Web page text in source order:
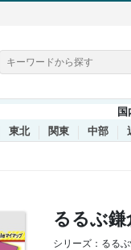
国
東北 関東 中部
るるぶ鎌
シリーズ：るる